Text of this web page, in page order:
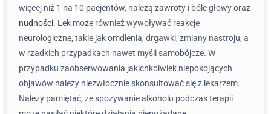
więcej niż 1 na 10 pacjentów, należą zawroty i bóle głowy oraz
nudności. Lek może również wywoływać reakcje
neurologiczne, takie jak omdlenia, drgawki, zmiany nastroju, a
w rzadkich przypadkach nawet myśli samobójcze. W
przypadku zaobserwowania jakichkolwiek niepokojących
objawów należy niezwłocznie skonsultować się z lekarzem.
Należy pamiętać, że spożywanie alkoholu podczas terapii